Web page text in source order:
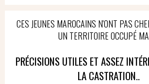
CES JEUNES MAROCAINS N'ONT PAS
UN TERRITOIRE OCCUPÉ
PRÉCISIONS UTILES ET ASSEZ
LA CASTRATION..